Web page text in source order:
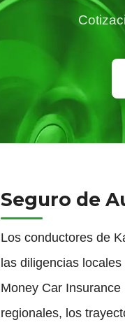
Seguro de
Los conductores de
las diligencias
Money Car
regionales, los